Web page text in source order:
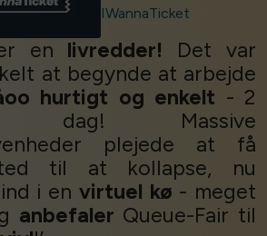
IWannaTicket
en livredder! Det var
at begynde at arbejde
hurtigt og enkelt - 2
Massive
plejede at få
til at kollapse, nu
i en virtuel kø - meget
anbefaler Queue-Fair til